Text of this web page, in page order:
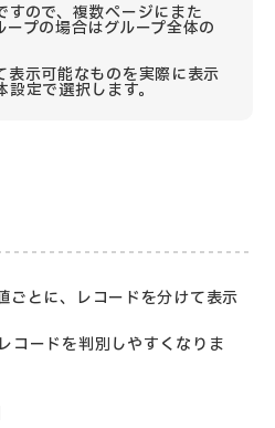
すので、複数ページにまた
プの場合はグループ全体の
表示可能なものを実際に表示
定で選択します。
ごとに、レコードを分けて表示
コードを判別しやすくなりま